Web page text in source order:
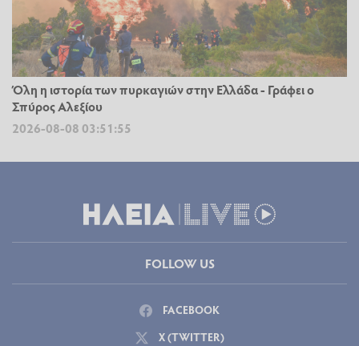
Όλη η ιστορία των πυρκαγιών στην Ελλάδα - Γράφει ο
Σπύρος Αλεξίου
2026-08-08 03:51:55
FOLLOW US
FACEBOOK
X (TWITTER)